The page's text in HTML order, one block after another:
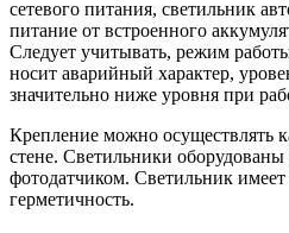
сетевого питания, светильник
питание от встроенного
Следует учитывать, режим
носит аварийный характер,
значительно ниже уровня при
Крепление можно осуществлять
стене. Светильники оборудованы
фотодатчиком. Светильник
герметичность.